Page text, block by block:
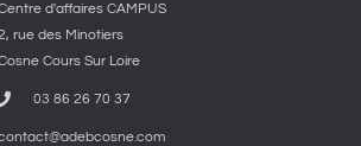
d'affaires CAMPUS
rue des Minotiers
Cours Sur Loire
03 86 26 70 37